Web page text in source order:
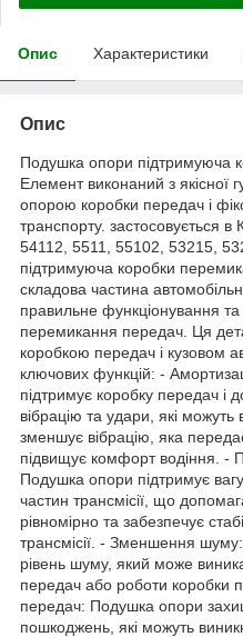
Опис Характеристики
Опис
Подушка опори підтримуюча
Елемент виконаний з якісної
опорою коробки передач і
транспорту. застосовується
54112, 5511, 55102, 53215,
підтримуюча коробки
складова частина
правильне функціонування та
перемикання передач. Ця
коробкою передач і кузовом
ключових функцій: -
підтримує коробку передач і
вібрацію та удари, які можуть
зменшує вібрацію, яка
підвищує комфорт водіння. -
Подушка опори підтримує
частин трансмісії, що
рівномірно та забезпечує
трансмісії. - Зменшення
рівень шуму, який може
передач або роботи коробки
передач: Подушка опори
пошкоджень, які можуть